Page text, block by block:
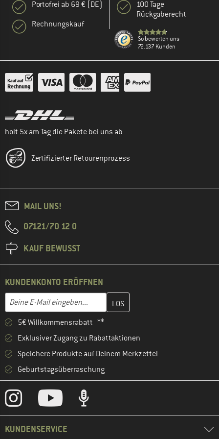
Portofrei ab 69 € (DE)
Rechnungskauf
100 Tage
Rückgaberecht
So bewerten uns
72.137 Kunden
holt 5x am Tag die Pakete bei uns ab
Zertifizierter Retourenprozess
MAIL UNS!
07121/70 12 0
KAUF BEWUSST
KUNDENKONTO ERÖFFNEN
E-Mail-Adresse
Gib hier deine E-Mail-Adresse ein und erstelle im nächsten
5€ Willkommensrabatt **
Exklusiver Zugang zu Rabattaktionen
Speichere Produkte auf Deinem Merkzettel
Geburtstagsüberraschung
KUNDENSERVICE